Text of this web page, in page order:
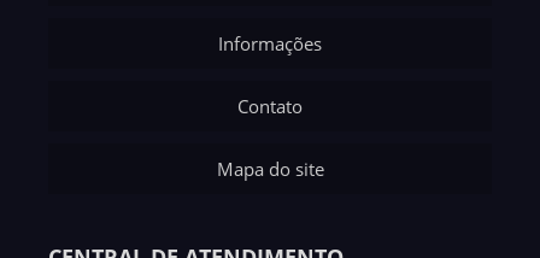
Informações
Contato
Mapa do site